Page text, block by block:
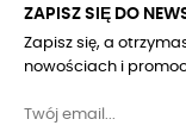
ZAPISZ SIĘ DO
Zapisz się, a
nowościach i